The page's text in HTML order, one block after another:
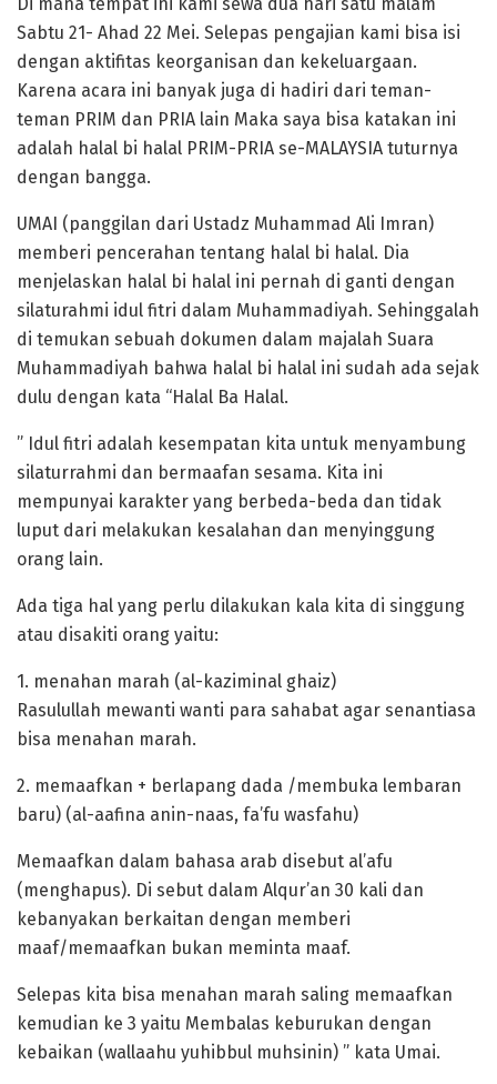
Sabtu 21- Ahad 22 Mei. Selepas pengajian kami bisa isi
dengan aktifitas keorganisan dan kekeluargaan.
Karena acara ini banyak juga di hadiri dari teman-
teman PRIM dan PRIA lain Maka saya bisa katakan ini
adalah halal bi halal PRIM-PRIA se-MALAYSIA tuturnya
dengan bangga.
UMAI (panggilan dari Ustadz Muhammad Ali Imran)
memberi pencerahan tentang halal bi halal. Dia
menjelaskan halal bi halal ini pernah di ganti dengan
silaturahmi idul fitri dalam Muhammadiyah. Sehinggalah
di temukan sebuah dokumen dalam majalah Suara
Muhammadiyah bahwa halal bi halal ini sudah ada sejak
dulu dengan kata “Halal Ba Halal.
” Idul fitri adalah kesempatan kita untuk menyambung
silaturrahmi dan bermaafan sesama. Kita ini
mempunyai karakter yang berbeda-beda dan tidak
luput dari melakukan kesalahan dan menyinggung
orang lain.
Ada tiga hal yang perlu dilakukan kala kita di singgung
atau disakiti orang yaitu:
1. menahan marah (al-kaziminal ghaiz)
Rasulullah mewanti wanti para sahabat agar senantiasa
bisa menahan marah.
2. memaafkan + berlapang dada /membuka lembaran
baru) (al-aafina anin-naas, fa’fu wasfahu)
Memaafkan dalam bahasa arab disebut al’afu
(menghapus). Di sebut dalam Alqur’an 30 kali dan
kebanyakan berkaitan dengan memberi
maaf/memaafkan bukan meminta maaf.
Selepas kita bisa menahan marah saling memaafkan
kemudian ke 3 yaitu Membalas keburukan dengan
kebaikan (wallaahu yuhibbul muhsinin) ” kata Umai.